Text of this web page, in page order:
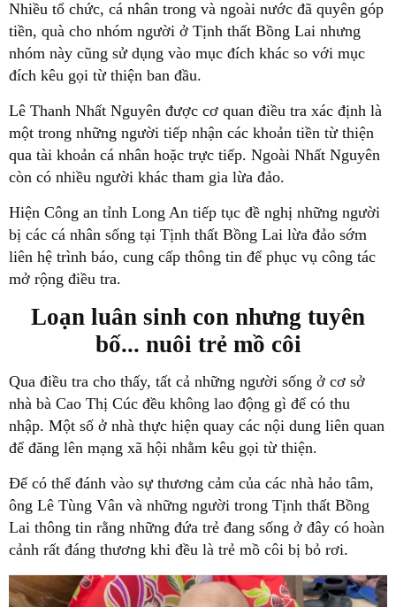
Nhiều tổ chức, cá nhân trong và ngoài nước đã quyên góp
tiền, quà cho nhóm người ở Tịnh thất Bồng Lai nhưng
nhóm này cũng sử dụng vào mục đích khác so với mục
đích kêu gọi từ thiện ban đầu.
Lê Thanh Nhất Nguyên được cơ quan điều tra xác định là
một trong những người tiếp nhận các khoản tiền từ thiện
qua tài khoản cá nhân hoặc trực tiếp. Ngoài Nhất Nguyên
còn có nhiều người khác tham gia lừa đảo.
Hiện Công an tỉnh Long An tiếp tục đề nghị những người
bị các cá nhân sống tại Tịnh thất Bồng Lai lừa đảo sớm
liên hệ trình báo, cung cấp thông tin để phục vụ công tác
mở rộng điều tra.
Loạn luân sinh con nhưng tuyên
bố... nuôi trẻ mồ côi
Qua điều tra cho thấy, tất cả những người sống ở cơ sở
nhà bà Cao Thị Cúc đều không lao động gì để có thu
nhập. Một số ở nhà thực hiện quay các nội dung liên quan
để đăng lên mạng xã hội nhằm kêu gọi từ thiện.
Để có thể đánh vào sự thương cảm của các nhà hảo tâm,
ông Lê Tùng Vân và những người trong Tịnh thất Bồng
Lai thông tin rằng những đứa trẻ đang sống ở đây có hoàn
cảnh rất đáng thương khi đều là trẻ mồ côi bị bỏ rơi.